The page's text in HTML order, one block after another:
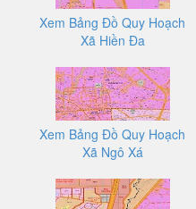
Xem Bảng Đồ Quy Hoạch
Xã Hiền Đa
Xem Bảng Đồ Quy Hoạch
Xã Ngô Xá